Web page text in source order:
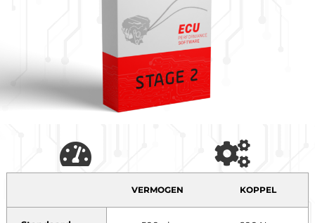
VERMOGEN KOPPEL